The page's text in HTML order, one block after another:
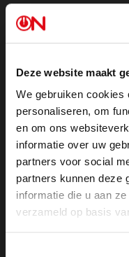
Deze website maakt
We gebruiken cookies
personaliseren, om
en om ons
informatie over uw
partners voor social
partners kunnen deze
informatie die u aan
verzameld op basis
sprak zich uit voor
staat het tenslotte in
Midden-Oosten. Het
De Bergsma &
hier.